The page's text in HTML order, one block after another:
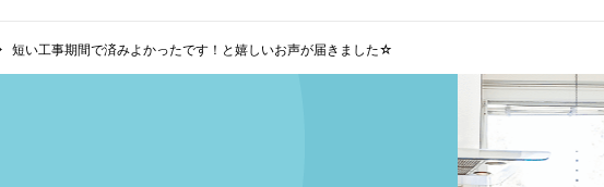
短い工事期間で済みよかったです！と嬉しいお声が届きました☆